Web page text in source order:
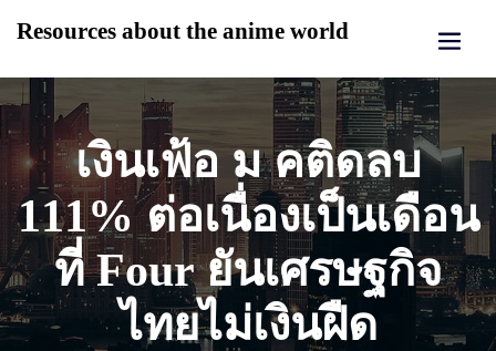
Resources about the anime world
เงินเฟ้อ ม คติดลบ
111% ต่อเนื่องเป็นเดือน
ที่ Four ยันเศรษฐกิจ
ไทยไม่เงินฝืด